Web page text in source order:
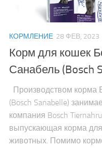
КОРМЛЕНИЕ 28 ФЕВ, 2023
Корм для кошек
Санабель (Bosch
Производством корма
(Bosch Sanabelle)
компания Bosch
выпускающая корма
животных. Помимо